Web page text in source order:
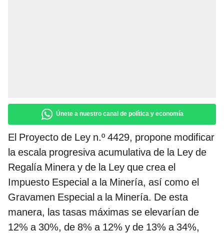
Únete a nuestro canal de política y economía
El Proyecto de Ley n.º 4429, propone modificar
la escala progresiva acumulativa de la Ley de
Regalía Minera y de la Ley que crea el
Impuesto Especial a la Minería, así como el
Gravamen Especial a la Minería. De esta
manera, las tasas máximas se elevarían de
12% a 30%, de 8% a 12% y de 13% a 34%,